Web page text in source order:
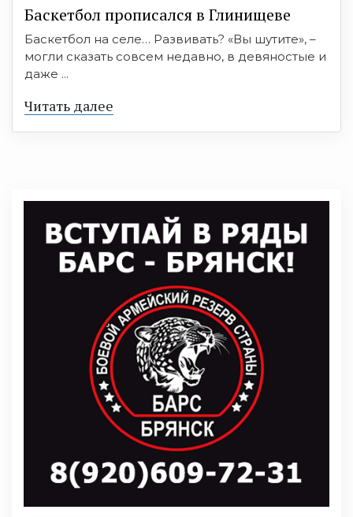
Баскетбол прописался в Глинищеве
Баскетбол на селе… Развивать? «Вы шутите», –
могли сказать совсем недавно, в девяностые и
даже ...
Читать далее